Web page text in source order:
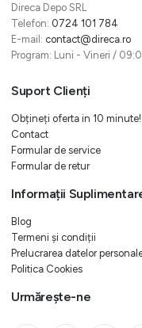
Direca Depo SRL
Telefon: 0724 101 784
E-mail: contact@direca.ro
Program: Luni - Vineri /
Suport Clienți
Obțineți oferta in 10 minute!
Contact
Formular de service
Formular de retur
Informații
Blog
Termeni și condiții
Prelucrarea datelor
Politica Cookies
Urmărește-ne